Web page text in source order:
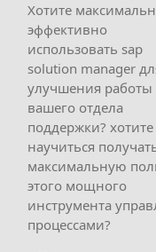
Хотите
эффективно
использовать sap
solution manager
улучшения работы
вашего отдела
поддержки? хотите
научиться
максимальную
этого мощного
инструмента
процессами?